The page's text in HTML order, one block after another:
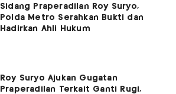
Sidang Praperadilan Roy Suryo,
Polda Metro Serahkan Bukti dan
Hadirkan Ahli Hukum
Roy Suryo Ajukan Gugatan
Praperadilan Terkait Ganti Rugi,